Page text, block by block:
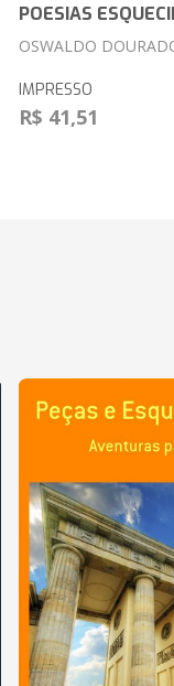
POESIAS
OSWALDO
IMPRESSO
R$ 41,51